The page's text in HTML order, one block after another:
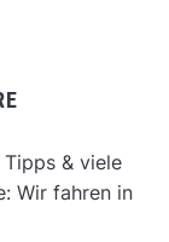
& viele
Wir fahren in